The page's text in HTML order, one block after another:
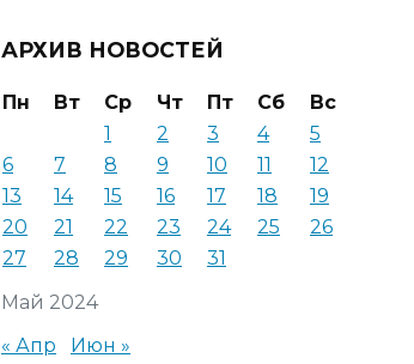
АРХИВ НОВОСТЕЙ
Май 2024
Пн Вт Ср Чт Пт Сб
Вс
1
2 3 4
5
6
7 8 9 10 11
12
13
14 15 16 17 18
19
20
21 22 23 24 25
26
27
28 29 30 31
« Апр Июн »